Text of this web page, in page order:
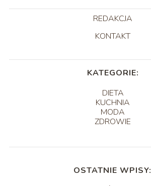
REDAKCJA
KONTAKT
KATEGORIE:
DIETA
KUCHNIA
MODA
ZDROWIE
OSTATNIE WPISY: